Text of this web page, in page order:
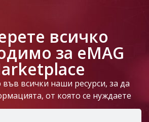
всичко
за eMAG
всички наши ресурси, за да
от която се нуждаете